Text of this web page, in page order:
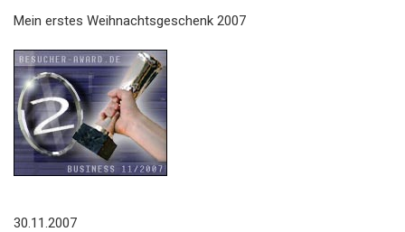
Mein erstes Weihnachtsgeschenk 2007
30.11.2007